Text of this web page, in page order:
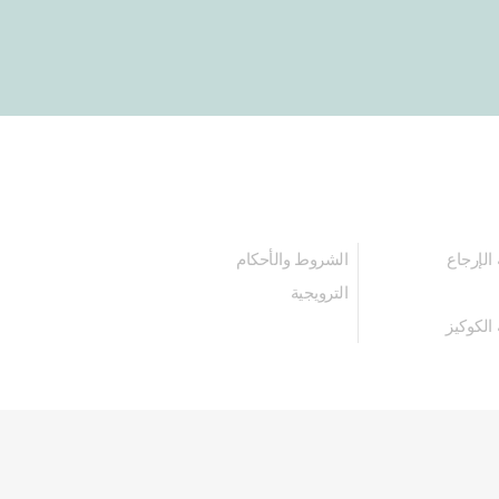
الشروط والأحكام
الترويجية